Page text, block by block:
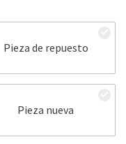
Pieza de repuesto
Pieza nueva